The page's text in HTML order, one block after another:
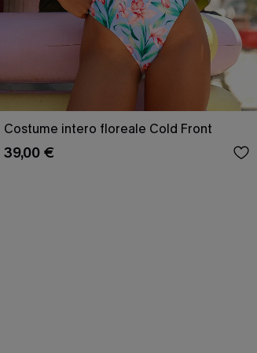
Costume intero floreale Cold Front
39,00 €